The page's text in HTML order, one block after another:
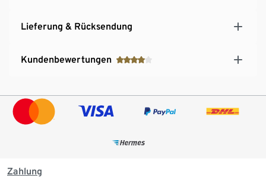
Lieferung & Rücksendung
Kundenbewertungen
Zahlung